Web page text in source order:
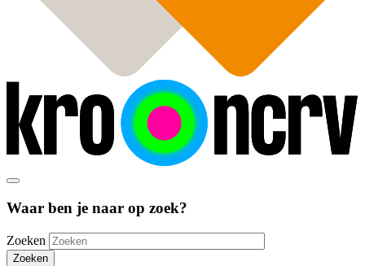
Waar ben je naar op zoek?
Zoeken
Zoeken